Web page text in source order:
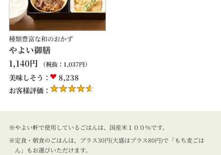
種類豊富な和のおかず
やよい御膳
1,140円 （税抜： 1,037円）
美味しそう：
8,238
お客様評価：
やよい軒で使用しているごはんは、国産米１００％です。
定食・朝食のごはんは、プラス30円(大盛はプラス80円)で「もち麦ごは
ん」もお選びいただけます。